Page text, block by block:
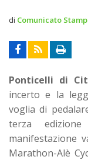
di Comunicato
Ponticelli di
incerto e la
voglia di
terza edizione
manifestazione
Marathon-Alè